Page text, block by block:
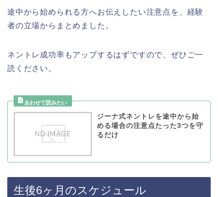
途中から始められる方へお伝えしたい注意点を、経験
者の立場からまとめました。
ネントレ成功率もアップするはずですので、ぜひご一
読ください。
ジーナ式ネントレを途中から始
める場合の注意点たった3つを守
るだけ
生後6ヶ月のスケジュール